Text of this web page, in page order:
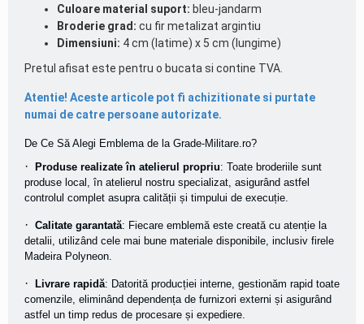
Culoare material suport: bleu-jandarm
Broderie grad: cu fir metalizat argintiu
Dimensiuni: 4 cm (latime) x 5 cm (lungime)
Pretul afisat este pentru o bucata si contine TVA.
Atentie! Aceste articole pot fi achizitionate si purtate
numai de catre persoane autorizate.
De Ce Să Alegi Emblema de la Grade-Militare.ro?
· Produse realizate în atelierul propriu: Toate broderiile sunt
produse local, în atelierul nostru specializat, asigurând astfel
controlul complet asupra calității și timpului de execuție.
· Calitate garantată: Fiecare emblemă este creată cu atenție la
detalii, utilizând cele mai bune materiale disponibile, inclusiv firele
Madeira Polyneon.
· Livrare rapidă: Datorită producției interne, gestionăm rapid toate
comenzile, eliminând dependența de furnizori externi și asigurând
astfel un timp redus de procesare și expediere.